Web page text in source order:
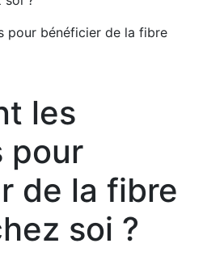
pour bénéficier de la fibre
les
pour
de la fibre
soi ?